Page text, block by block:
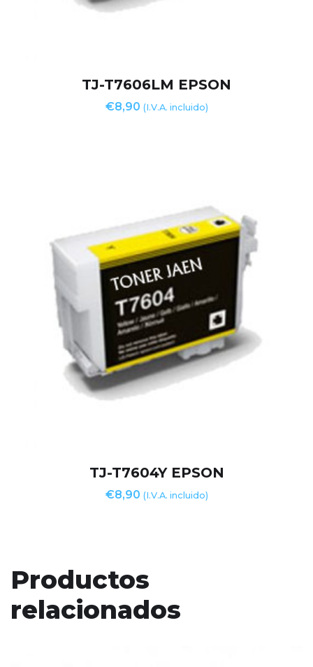
TJ-T7606LM EPSON
€8,90 (I.V.A. incluido)
TJ-T7604Y EPSON
€8,90 (I.V.A. incluido)
Productos
relacionados